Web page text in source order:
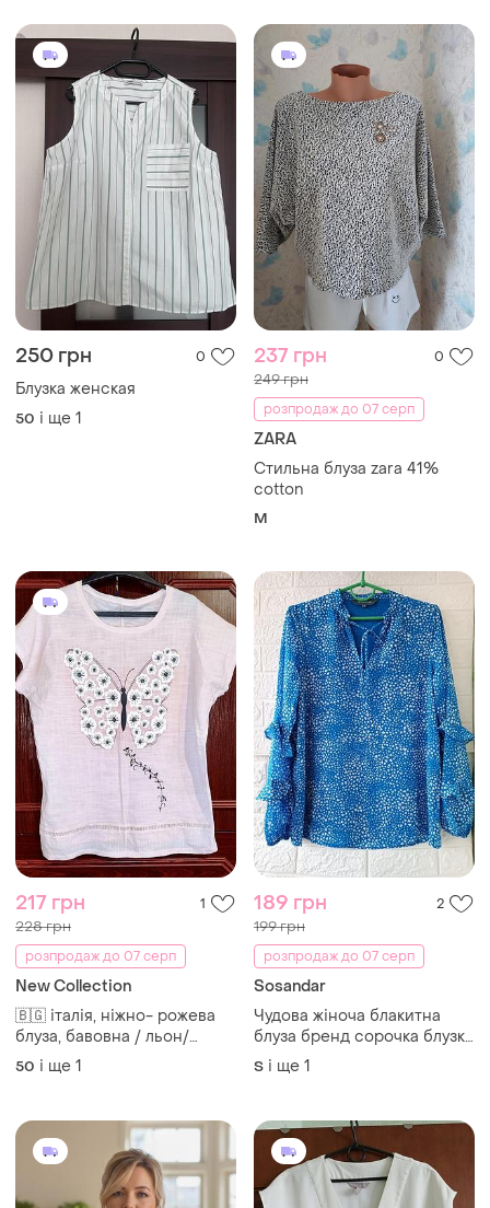
250 грн 0
Блузка женская
50 і ще 1
237 грн 0
249 грн
розпродаж до 07 серп
ZARA
Стильна блуза zara 41%
cotton
M
217 грн 1
228 грн
розпродаж до 07 серп
New Collection
🇧🇬 італія, ніжно- рожева
блуза, бавовна / льон/
комбінована.
50 і ще 1
189 грн 2
199 грн
розпродаж до 07 серп
Sosandar
Чудова жіноча блакитна
блуза бренд сорочка блузка
розмір s-m
S і ще 1